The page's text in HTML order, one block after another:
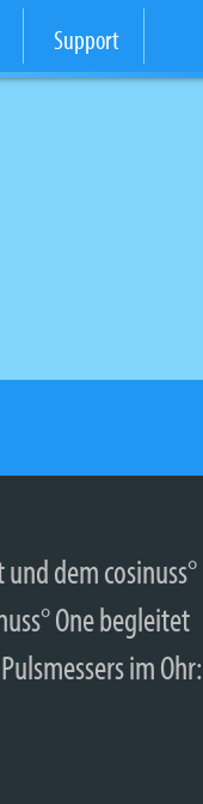
Support
dem cosinuss°
One begleitet
im Ohr: